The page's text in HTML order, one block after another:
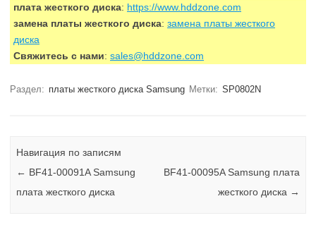
плата жесткого диска: https://www.hddzone.com
замена платы жесткого диска: замена платы жесткого
диска
Свяжитесь с нами: sales@hddzone.com
Раздел: платы жесткого диска Samsung Метки: SP0802N
Навигация по записям
← BF41-00091A Samsung
плата жесткого диска
BF41-00095A Samsung плата
жесткого диска →